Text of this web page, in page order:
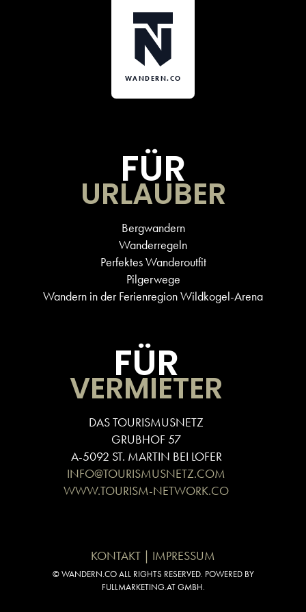
WANDERN.CO
FÜR
URLAUBER
Bergwandern
Wanderregeln
Perfektes Wanderoutfit
Pilgerwege
Wandern in der Ferienregion Wildkogel-Arena
FÜR
VERMIETER
DAS TOURISMUSNETZ
GRUBHOF 57
A-5092 ST. MARTIN BEI LOFER
INFO@TOURISMUSNETZ.COM
WWW.TOURISM-NETWORK.CO
KONTAKT | IMPRESSUM
© WANDERN.CO ALL RIGHTS RESERVED. POWERED BY
FULLMARKETING.AT GMBH.